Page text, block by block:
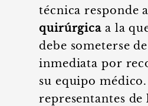
técnica responde
quirúrgica a la
debe someterse
inmediata por
su equipo
representantes de